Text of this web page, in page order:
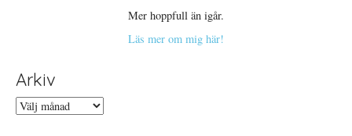
Mer hoppfull än igår.
Läs mer om mig här!
Arkiv
Arkiv